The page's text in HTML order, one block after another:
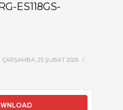
ES118GS-
ÇARŞAMBA, 25 ŞUBAT 2026 /